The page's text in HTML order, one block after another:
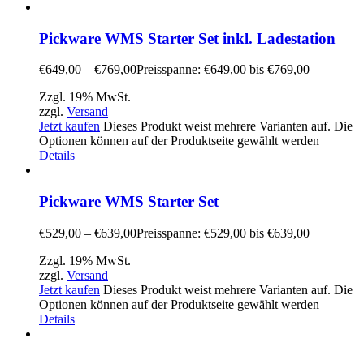
Pickware WMS Starter Set inkl. Ladestation
€649,00 – €769,00Preisspanne: €649,00 bis €769,00
Zzgl. 19% MwSt.
zzgl. Versand
Jetzt kaufen Dieses Produkt weist mehrere Varianten auf. Die
Optionen können auf der Produktseite gewählt werden
Details
Pickware WMS Starter Set
€529,00 – €639,00Preisspanne: €529,00 bis €639,00
Zzgl. 19% MwSt.
zzgl. Versand
Jetzt kaufen Dieses Produkt weist mehrere Varianten auf. Die
Optionen können auf der Produktseite gewählt werden
Details